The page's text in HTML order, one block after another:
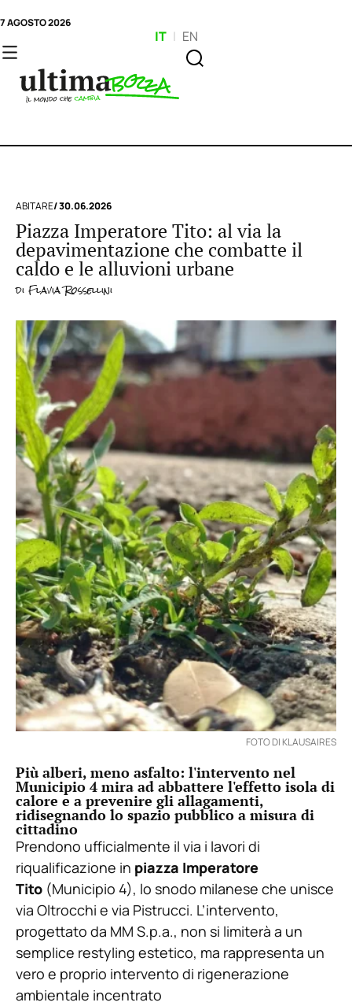
7 AGOSTO 2026
IT | EN
ABITARE/ 30.06.2026
Piazza Imperatore Tito: al via la
depavimentazione che combatte il
caldo e le alluvioni urbane
di Flavia Rossellini
FOTO DI KLAUSAIRES
Più alberi, meno asfalto: l'intervento nel
Municipio 4 mira ad abbattere l'effetto isola di
calore e a prevenire gli allagamenti,
ridisegnando lo spazio pubblico a misura di
cittadino
Prendono ufficialmente il via i lavori di
riqualificazione in piazza Imperatore
Tito (Municipio 4), lo snodo milanese che unisce
via Oltrocchi e via Pistrucci. L’intervento,
progettato da MM S.p.a., non si limiterà a un
semplice restyling estetico, ma rappresenta un
vero e proprio intervento di rigenerazione
ambientale incentrato